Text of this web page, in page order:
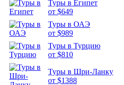
Туры в Египет
от $649
Туры в ОАЭ
от $989
Туры в Турцию
от $810
Туры в Шри-Ланку
от $1388